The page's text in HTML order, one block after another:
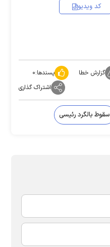
کد ویدیو
گزارش خطا پسندها:۰
اشتراک گذاری
سقوط بالگرد رئیسی